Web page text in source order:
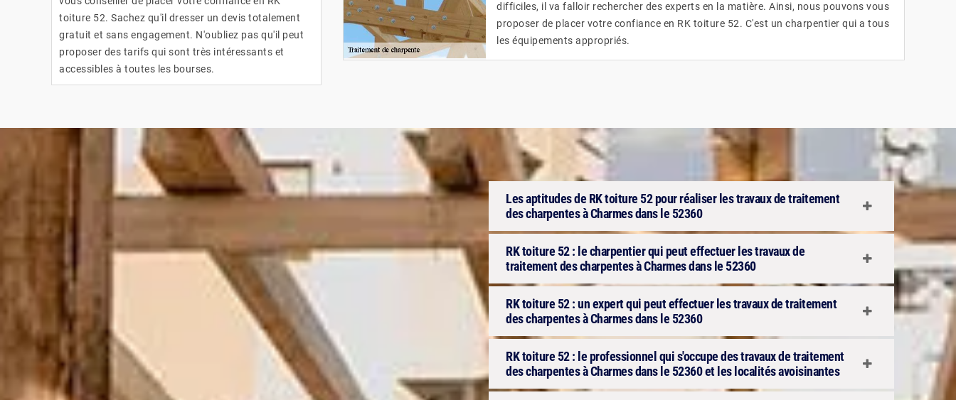
toiture 52. Sachez qu'il dresser un devis totalement
gratuit et sans engagement. N'oubliez pas qu'il peut
proposer des tarifs qui sont très intéressants et
accessibles à toutes les bourses.
difficiles, il va falloir rechercher des experts en la matière. Ainsi, nous pouvons vous
proposer de placer votre confiance en RK toiture 52. C'est un charpentier qui a tous
les équipements appropriés.
Les aptitudes de RK toiture 52 pour réaliser les travaux de traitement
des charpentes à Charmes dans le 52360
RK toiture 52 : le charpentier qui peut effectuer les travaux de
traitement des charpentes à Charmes dans le 52360
RK toiture 52 : un expert qui peut effectuer les travaux de traitement
des charpentes à Charmes dans le 52360
RK toiture 52 : le professionnel qui s'occupe des travaux de traitement
des charpentes à Charmes dans le 52360 et les localités avoisinantes